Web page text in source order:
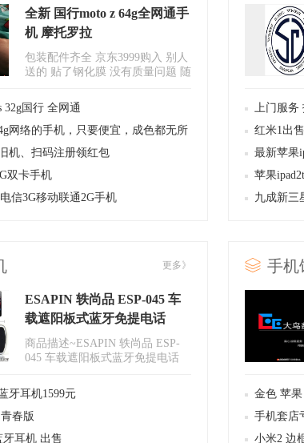
全新 国行moto z 64g全网通手
机 摩托罗拉
包装配件齐全 京东3999购入 别人
送的 贴了钢化膜 没有质量问题 随
32g国行 全网通
网络的手机，只要便宜，成色都无所
机、扫码注册领红包
双卡手机
信3G移动联通2G手机
上门服务
收!
红米1出
最新苹果
美越狱支
苹果
越狱支持
九成新三
更多》
ESAPIN 轶尚品 ESP-045 车
载遮阳板式蓝牙免提电话
商品描述~ESAPIN 轶尚品 ESP-
045 车载遮阳板式蓝牙免提电话
器..
牙耳机1599元
春版
牙耳机 出售
手机
金色 苹果
个金色６
手机套店
小米2 边